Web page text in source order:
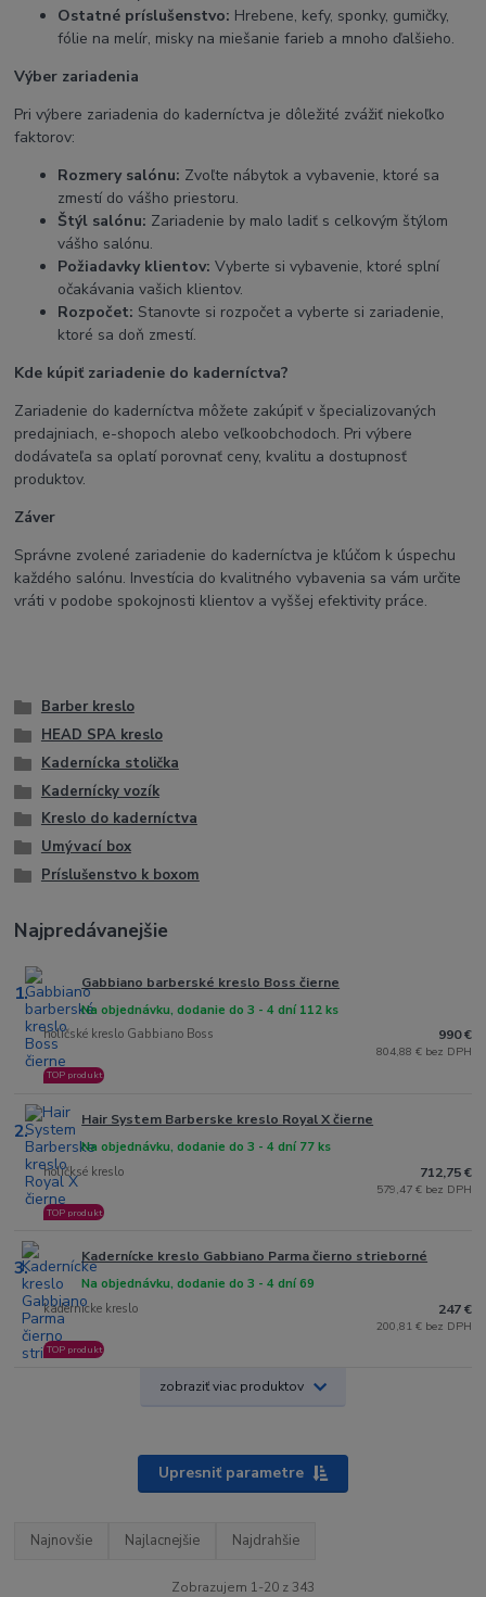
Ostatné príslušenstvo: Hrebene, kefy, sponky, gumičky,
fólie na melír, misky na miešanie farieb a mnoho ďalšieho.
Výber zariadenia
Pri výbere zariadenia do kaderníctva je dôležité zvážiť niekoľko
faktorov:
Rozmery salónu: Zvoľte nábytok a vybavenie, ktoré sa
zmestí do vášho priestoru.
Štýl salónu: Zariadenie by malo ladiť s celkovým štýlom
vášho salónu.
Požiadavky klientov: Vyberte si vybavenie, ktoré splní
očakávania vašich klientov.
Rozpočet: Stanovte si rozpočet a vyberte si zariadenie,
ktoré sa doň zmestí.
Kde kúpiť zariadenie do kaderníctva?
Zariadenie do kaderníctva môžete zakúpiť v špecializovaných
predajniach, e-shopoch alebo veľkoobchodoch. Pri výbere
dodávateľa sa oplatí porovnať ceny, kvalitu a dostupnosť
produktov.
Záver
Správne zvolené zariadenie do kaderníctva je kľúčom k úspechu
každého salónu. Investícia do kvalitného vybavenia sa vám určite
vráti v podobe spokojnosti klientov a vyššej efektivity práce.
Barber kreslo
HEAD SPA kreslo
Kadernícka stolička
Kadernícky vozík
Kreslo do kaderníctva
Umývací box
Príslušenstvo k boxom
Najpredávanejšie
1. Gabbiano barberské kreslo Boss čierne
holičské kreslo Gabbiano Boss
Na objednávku, dodanie do 3 - 4 dní 112 ks
TOP produkt
990 €
804,88 € bez DPH
2. Hair System Barberske kreslo Royal X čierne
holičksé kreslo
Na objednávku, dodanie do 3 - 4 dní 77 ks
TOP produkt
712,75 €
579,47 € bez DPH
3. Kadernícke kreslo Gabbiano Parma čierno strieborné
kadernicke kreslo
Na objednávku, dodanie do 3 - 4 dní 69
TOP produkt
247 €
200,81 € bez DPH
zobraziť viac produktov
Upresniť parametre
Najnovšie Najlacnejšie Najdrahšie
Zobrazujem 1-20 z 343